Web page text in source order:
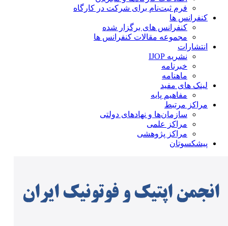
فرم ثبت‌نام برای شرکت در کارگاه
کنفرانس ها
کنفرانس های برگزار شده
مجموعه مقالات کنفرانس ها
انتشارات
نشریه IJOP
خبرنامه
ماهنامه
لینک های مفید
مفاهیم پایه
مراکز مرتبط
سازمان‌ها و نهادهای دولتی
مراکز علمی
مراکز پژوهشی
پیشکسوتان